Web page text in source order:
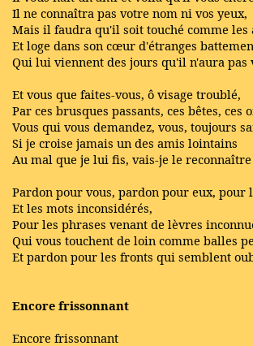
Il ne connaîtra pas votre nom ni vos yeux,
Mais il faudra qu'il soit touché comme les
Et loge dans son cœur d'étranges
Qui lui viennent des jours qu'il n'aura pas
Et vous que faites-vous, ô visage troublé,
Par ces brusques passants, ces bêtes, ces
Vous qui vous demandez, vous, toujours
Si je croise jamais un des amis lointains
Au mal que je lui fis, vais-je le reconnaître
Pardon pour vous, pardon pour eux, pour
Et les mots inconsidérés,
Pour les phrases venant de lèvres
Qui vous touchent de loin comme balles
Et pardon pour les fronts qui semblent
Encore frissonnant
Encore frissonnant